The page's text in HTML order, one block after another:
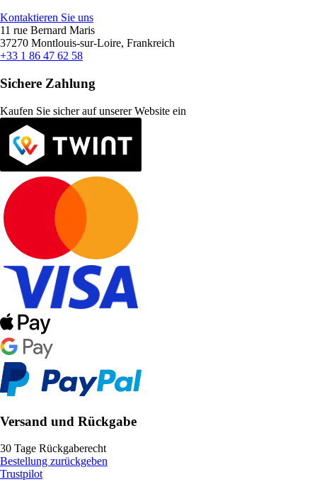
Kontaktieren Sie uns
11 rue Bernard Maris
37270 Montlouis-sur-Loire, Frankreich
+33 1 86 47 62 58
Sichere Zahlung
Kaufen Sie sicher auf unserer Website ein
Versand und Rückgabe
30 Tage Rückgaberecht
Bestellung zurückgeben
Trustpilot